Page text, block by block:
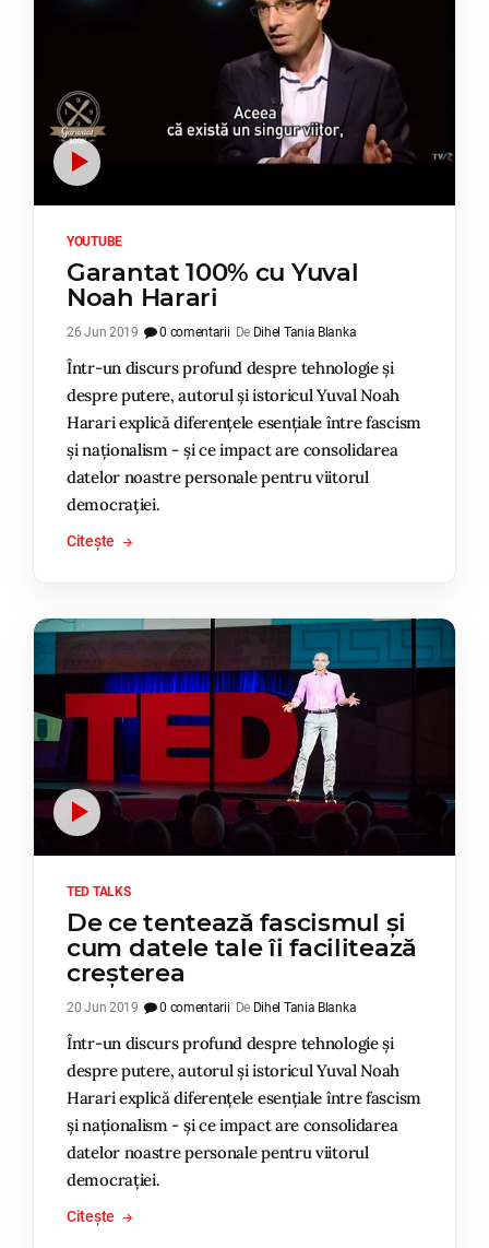
YOUTUBE
Garantat 100% cu Yuval
Noah Harari
26 Jun 2019 0 comentarii De Dihel Tania Blanka
Într-un discurs profund despre tehnologie și
despre putere, autorul și istoricul Yuval Noah
Harari explică diferențele esențiale între fascism
și naționalism - și ce impact are consolidarea
datelor noastre personale pentru viitorul
democrației.
Citește
TED TALKS
De ce tentează fascismul și
cum datele tale îi facilitează
creșterea
20 Jun 2019 0 comentarii De Dihel Tania Blanka
Într-un discurs profund despre tehnologie și
despre putere, autorul și istoricul Yuval Noah
Harari explică diferențele esențiale între fascism
și naționalism - și ce impact are consolidarea
datelor noastre personale pentru viitorul
democrației.
Citește